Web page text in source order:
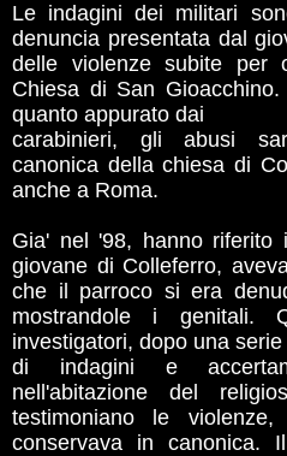
Le indagini dei militari
denuncia presentata dal
delle violenze subite per
Chiesa di San
quanto appurato dai
carabinieri, gli abusi
canonica della chiesa di
anche a Roma.
Gia' nel '98, hanno
giovane di Colleferro,
che il parroco si era
mostrandole i genitali.
investigatori, dopo una serie
di indagini e
nell'abitazione del
testimoniano le
conservava in canonica.